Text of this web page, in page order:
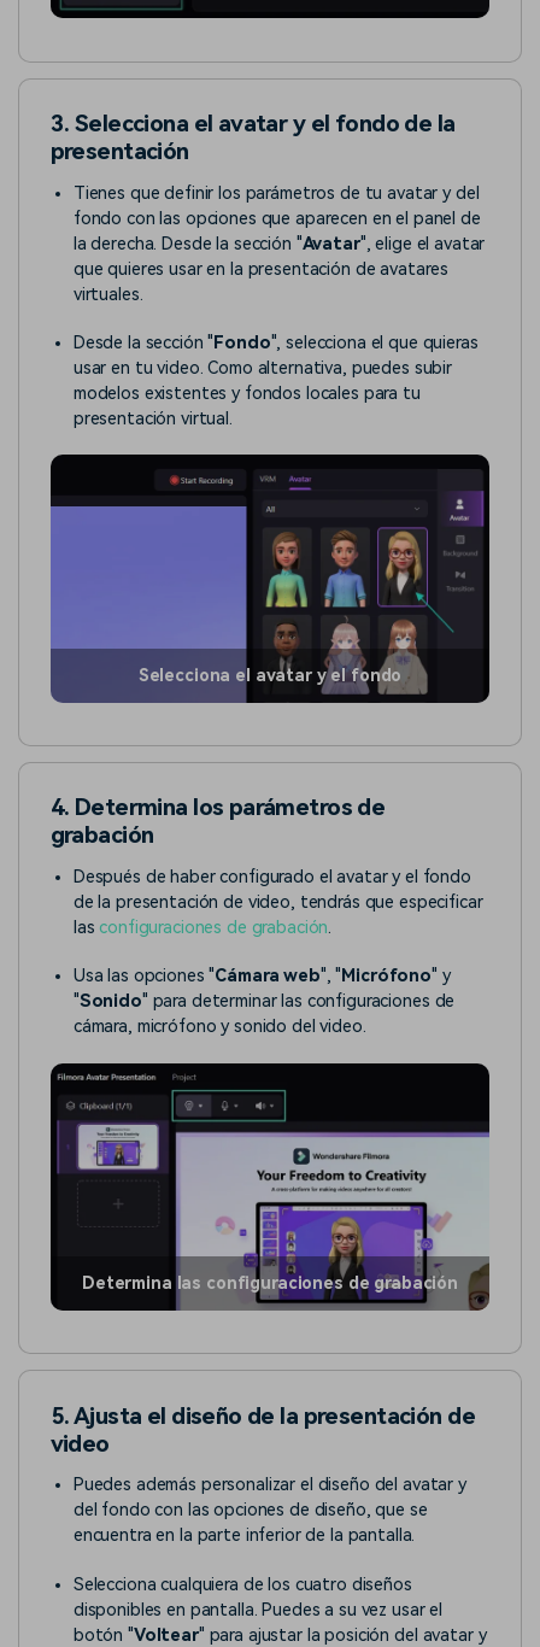
3. Selecciona el avatar y el fondo de la
presentación
Tienes que definir los parámetros de tu avatar y del
fondo con las opciones que aparecen en el panel de
la derecha. Desde la sección "Avatar", elige el avatar
que quieres usar en la presentación de avatares
virtuales.
Desde la sección " Fondo", selecciona el que quieras
usar en tu video. Como alternativa, puedes subir
modelos existentes y fondos locales para tu
presentación virtual.
Selecciona el avatar y el fondo
4. Determina los parámetros de
grabación
Después de haber configurado el avatar y el fondo
de la presentación de video, tendrás que especificar
las configuraciones de grabación.
Usa las opciones "Cámara web", " Micrófono" y
"Sonido" para determinar las configuraciones de
cámara, micrófono y sonido del video.
Determina las configuraciones de grabación
5. Ajusta el diseño de la presentación de
video
Puedes además personalizar el diseño del avatar y
del fondo con las opciones de diseño, que se
encuentra en la parte inferior de la pantalla.
Selecciona cualquiera de los cuatro diseños
disponibles en pantalla. Puedes a su vez usar el
botón "Voltear" para ajustar la posición del avatar y